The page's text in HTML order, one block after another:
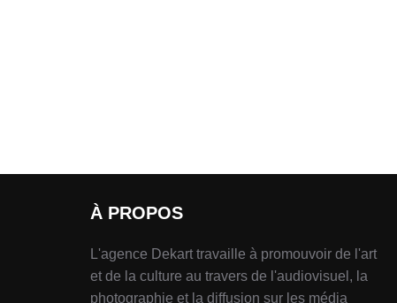
À PROPOS
L'agence Dekart travaille à promouvoir de l'art
et de la culture au travers de l'audiovisuel, la
photographie et la diffusion sur les média